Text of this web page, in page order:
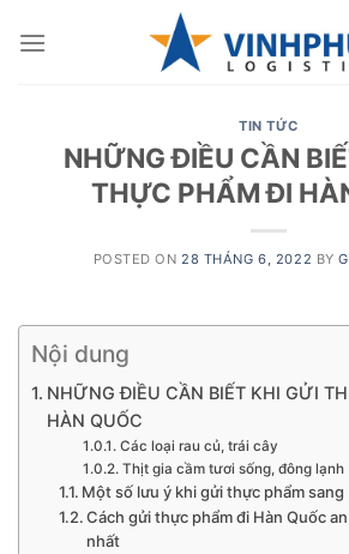
TIN TỨC
NHỮNG ĐIỀU CẦN
THỰC PHẨM ĐI
POSTED ON 28 THÁNG 6, 2022 BY
Nội dung
NHỮNG ĐIỀU CẦN BIẾT KHI GỬI
HÀN QUỐC
Các loại rau củ, trái cây
Thịt gia cầm tươi sống, đông lạnh
Một số lưu ý khi gửi thực phẩm sang
Cách gửi thực phẩm đi Hàn Quốc
nhất